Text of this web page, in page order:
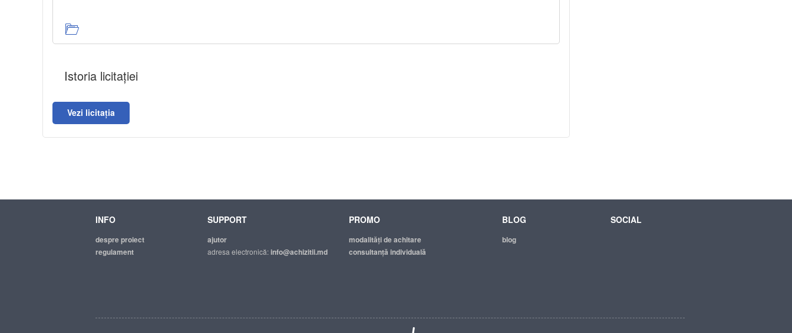
Istoria licitației
Vezi licitația
INFO
despre proiect
regulament
SUPPORT
ajutor
adresa electronică:info@achizitii.md
PROMO
modalităţi de achitare
consultanță individuală
BLOG
blog
SOCIAL